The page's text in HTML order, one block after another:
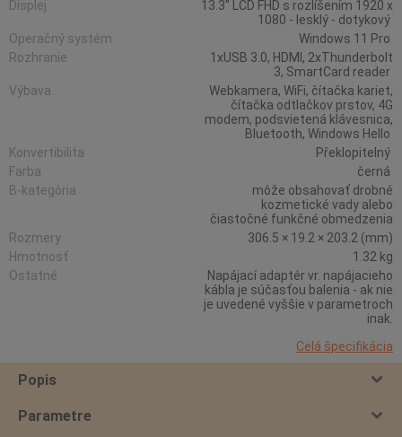
Displej
13.3" LCD FHD s rozlíšením 1920 x
1080 - lesklý - dotykový
Operačný systém
Windows 11 Pro
Rozhranie
1xUSB 3.0, HDMI, 2xThunderbolt
3, SmartCard reader
Výbava
Webkamera, WiFi, čítačka kariet,
čítačka odtlačkov prstov, 4G
modem, podsvietená klávesnica,
Bluetooth, Windows Hello
Konvertibilita
Překlopitelný
Farba
černá
B-kategória
môže obsahovať drobné
kozmetické vady alebo
čiastočné funkčné obmedzenia
Rozmery
306.5 × 19.2 × 203.2 (mm)
Hmotnosť
1.32 kg
Ostatné
Napájací adaptér vr. napájacieho
kábla je súčasťou balenia - ak nie
je uvedené vyššie v parametroch
inak.
Celá špecifikácia
Popis
Parametre